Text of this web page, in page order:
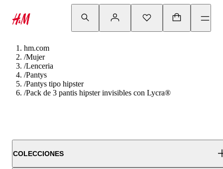
hm.com
/Mujer
/Lenceria
/Pantys
/Pantys tipo hipster
/Pack de 3 pantis hipster invisibles con Lycra®
COLECCIONES